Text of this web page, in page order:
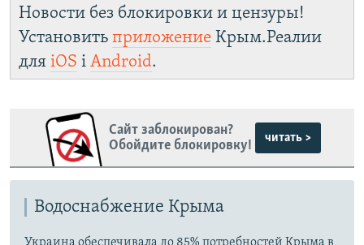
720p 1080p
720p
Новости без блокировки и цензуры!
Установить приложение Крым.Реалии
для iOS і Android.
Сайт заблокирован?
Обойдите блокировку!
читать >
Водоснабжение Крыма